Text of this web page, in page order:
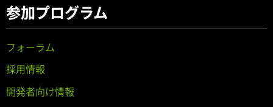
参加プログラム
フォーラム
採用情報
開発者向け情報